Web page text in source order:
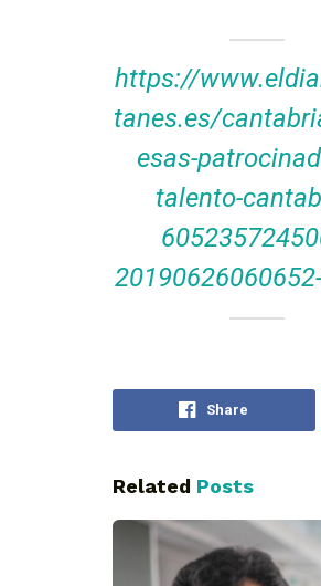
https://
tanes.es/
esas-
talento-
Share
Related Posts